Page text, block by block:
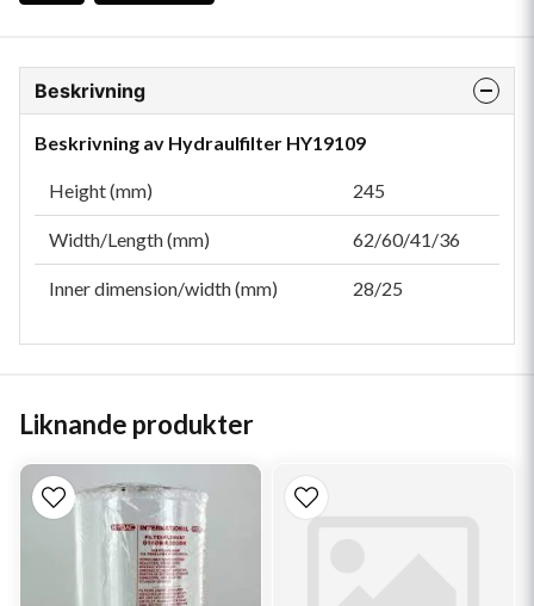
Beskrivning
Beskrivning av Hydraulfilter HY19109
Height (mm) 245
Width/Length (mm) 62/60/41/36
Inner dimension/width (mm) 28/25
Liknande produkter